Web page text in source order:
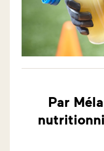
Par